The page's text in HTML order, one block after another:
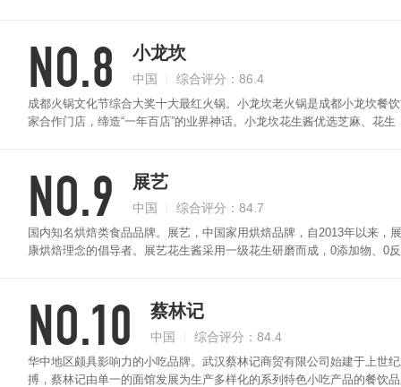
NO.8 小龙坎
中国 综合评分：86.4
成都火锅文化节综合大奖十大最红火锅。小龙坎老火锅是成都小龙坎餐
家合作门店，缔造“一年百店”的业界神话。小龙坎花生酱优选芝麻、花
NO.9 展艺
中国 综合评分：84.7
国内知名烘焙类食品品牌。展艺，中国家用烘焙品牌，自2013年以来，
康烘焙理念的倡导者。展艺花生酱采用一级花生研磨而成，0添加物、
NO.10 蔡林记
中国 综合评分：84.4
华中地区颇具影响力的小吃品牌。武汉蔡林记商贸有限公司始建于上世
搏，蔡林记由单一的面馆发展为生产多样化的系列特色小吃产品的餐饮